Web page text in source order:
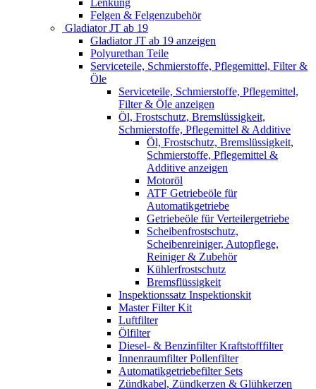
Lenkung
Felgen & Felgenzubehör
Gladiator JT ab 19
Gladiator JT ab 19 anzeigen
Polyurethan Teile
Serviceteile, Schmierstoffe, Pflegemittel, Filter &
Öle
Serviceteile, Schmierstoffe, Pflegemittel,
Filter & Öle anzeigen
Öl, Frostschutz, Bremslüssigkeit,
Schmierstoffe, Pflegemittel & Additive
Öl, Frostschutz, Bremslüssigkeit,
Schmierstoffe, Pflegemittel &
Additive anzeigen
Motoröl
ATF Getriebeöle für
Automatikgetriebe
Getriebeöle für Verteilergetriebe
Scheibenfrostschutz,
Scheibenreiniger, Autopflege,
Reiniger & Zubehör
Kühlerfrostschutz
Bremsflüssigkeit
Inspektionssatz Inspektionskit
Master Filter Kit
Luftfilter
Ölfilter
Diesel- & Benzinfilter Kraftstofffilter
Innenraumfilter Pollenfilter
Automatikgetriebefilter Sets
Zündkabel, Zündkerzen & Glühkerzen